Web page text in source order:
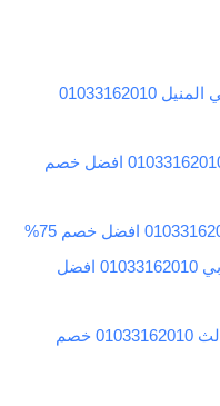
الشركة الالمانية لمكافحة الحشرات في المنيل 01033162010
شركة مكافحة حشرات في القطامية 01033162010 افضل خصم
شركة مكافحة حشرات في جمعية عرابي 01033162010 افضل
شركة مكافحة حشرات في التجمع الثالث 01033162010 خصم